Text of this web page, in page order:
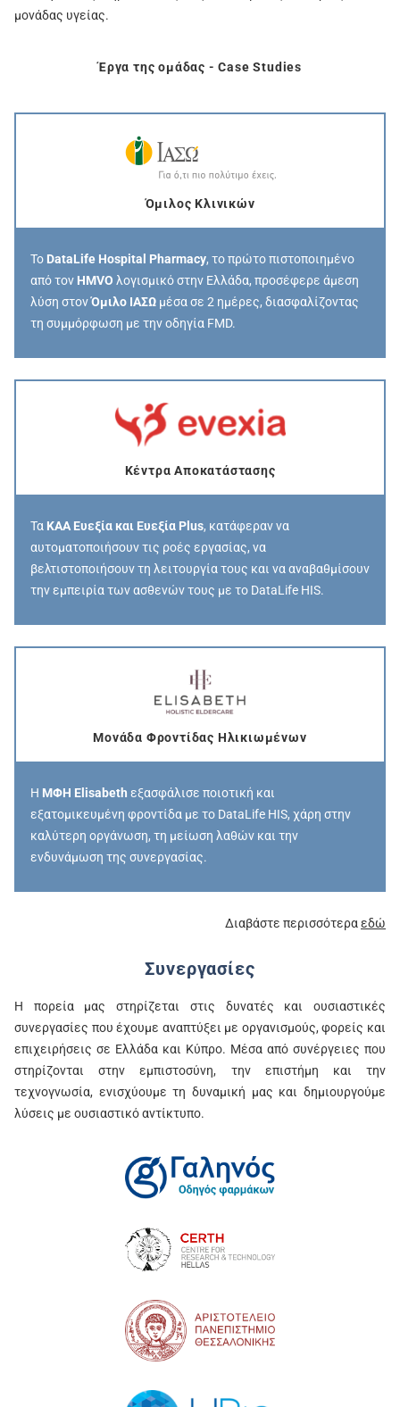
μονάδας υγείας.
Έργα της ομάδας - Case Studies
Όμιλος Κλινικών
Το DataLife Hospital Pharmacy, το πρώτο πιστοποιημένο
από τον HMVO λογισμικό στην Ελλάδα, προσέφερε άμεση
λύση στονΌμιλο ΙΑΣΩ μέσα σε 2 ημέρες, διασφαλίζοντας
τη συμμόρφωση με την οδηγία FMD.
Κέντρα Αποκατάστασης
Τα ΚΑΑ Ευεξία και Ευεξία Plus, κατάφεραν να
αυτοματοποιήσουν τις ροές εργασίας, να
βελτιστοποιήσουν τη λειτουργία τους και να αναβαθμίσουν
την εμπειρία των ασθενών τους με το DataLife HIS.
Μονάδα Φροντίδας Ηλικιωμένων
Η ΜΦΗ Elisabeth εξασφάλισε ποιοτική και
εξατομικευμένη φροντίδα με το DataLife HIS, χάρη στην
καλύτερη οργάνωση, τη μείωση λαθών και την
ενδυνάμωση της συνεργασίας.
Διαβάστε περισσότεραεδώ
Συνεργασίες
Η πορεία μας στηρίζεται στις δυνατές και ουσιαστικές
συνεργασίες που έχουμε αναπτύξει με οργανισμούς, φορείς και
επιχειρήσεις σε Ελλάδα και Κύπρο. Μέσα από συνέργειες που
στηρίζονται στην εμπιστοσύνη, την επιστήμη και την
τεχνογνωσία, ενισχύουμε τη δυναμική μας και δημιουργούμε
λύσεις με ουσιαστικό αντίκτυπο.